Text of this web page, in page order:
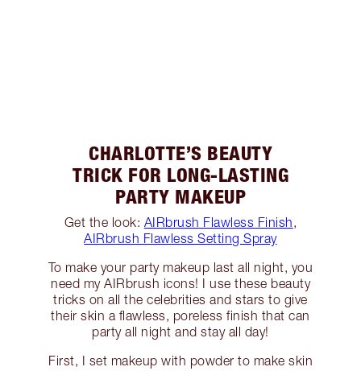
CHARLOTTE’S BEAUTY
TRICK FOR LONG-LASTING
PARTY MAKEUP
Get the look: AIRbrush Flawless Finish,
AIRbrush Flawless Setting Spray
To make your party makeup last all night, you
need my AIRbrush icons! I use these beauty
tricks on all the celebrities and stars to give
their skin a flawless, poreless finish that can
party all night and stay all day!
First, I set makeup with powder to make skin